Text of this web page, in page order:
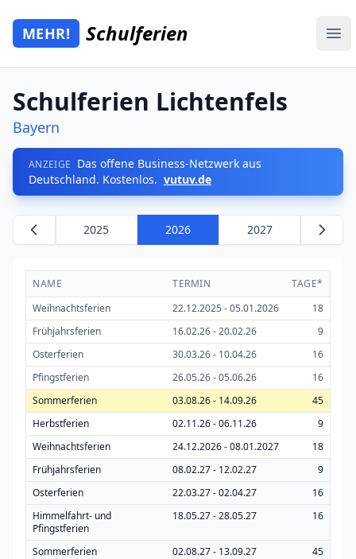
Zum Hauptinhalt springen
Mehr Schulferien
MEHR! Schulferien
Schulferien Lichtenfels
Bayern
ANZEIGE Das offene Business-Netzwerk aus
Deutschland. Kostenlos. vutuv.de
2025 2026 2027
NAME TERMIN
TAGE*
Weihnachtsferien
22.12.2025 - 05.01.2026
18
Frühjahrsferien
16.02.26 - 20.02.26
9
Osterferien
30.03.26 - 10.04.26
16
Pfingstferien
26.05.26 - 05.06.26
16
Sommerferien
03.08.26 - 14.09.26
45
Herbstferien
02.11.26 - 06.11.26
9
Weihnachtsferien
24.12.2026 - 08.01.2027
18
Frühjahrsferien
08.02.27 - 12.02.27
9
Osterferien
22.03.27 - 02.04.27
16
Himmelfahrt- und
Pfingstferien
18.05.27 - 28.05.27 16
Sommerferien 02.08.27 - 13.09.27
45